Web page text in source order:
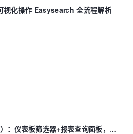
视化操作 Easysearch 全流程解析
：仪表板筛选器+报表查询面板，参